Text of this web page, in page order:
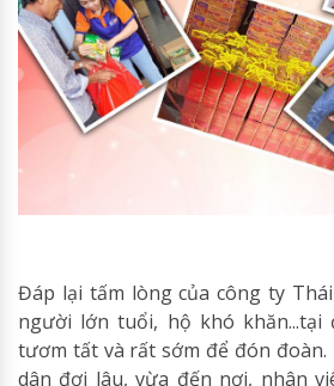
Đáp lại tấm lòng của công ty
người lớn tuổi, hộ khó khăn...tại
tươm tất và rất sớm để đón
dân đợi lâu, vừa đến nơi, nhân